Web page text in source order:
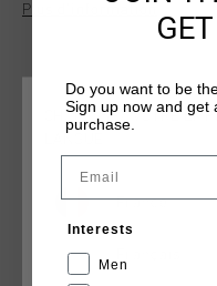
wear.
Plus d’information
TU POURRAIS AIMER
CHOISISSEZ VOTRE
France
Do you want to be
Sign up now and get
purchase.
Email
Interests
Men